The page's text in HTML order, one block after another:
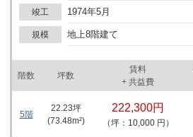
竣工 1974年5月
規模 地上8階建て
階数 坪数
賃料
+ 共益費
5階
22.23坪
(73.48m²)
222,300円
（坪：10,000 円）